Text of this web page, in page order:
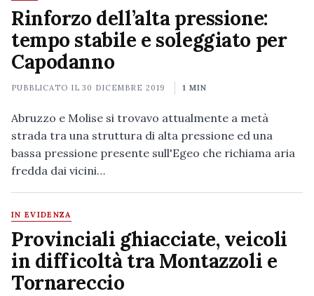
Rinforzo dell’alta pressione:
tempo stabile e soleggiato per
Capodanno
PUBBLICATO IL30 DICEMBRE 2019 1 MIN
Abruzzo e Molise si trovavo attualmente a metà
strada tra una struttura di alta pressione ed una
bassa pressione presente sull'Egeo che richiama aria
fredda dai vicini…
IN EVIDENZA
Provinciali ghiacciate, veicoli
in difficoltà tra Montazzoli e
Tornareccio